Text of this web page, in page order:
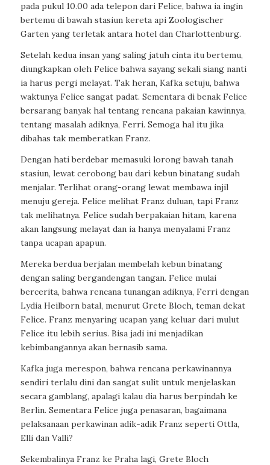
pada pukul 10.00 ada telepon dari Felice, bahwa ia ingin
bertemu di bawah stasiun kereta api Zoologischer
Garten yang terletak antara hotel dan Charlottenburg.
Setelah kedua insan yang saling jatuh cinta itu bertemu,
diungkapkan oleh Felice bahwa sayang sekali siang nanti
ia harus pergi melayat. Tak heran, Kafka setuju, bahwa
waktunya Felice sangat padat. Sementara di benak Felice
bersarang banyak hal tentang rencana pakaian kawinnya,
tentang masalah adiknya, Ferri. Semoga hal itu jika
dibahas tak memberatkan Franz.
Dengan hati berdebar memasuki lorong bawah tanah
stasiun, lewat cerobong bau dari kebun binatang sudah
menjalar. Terlihat orang-orang lewat membawa injil
menuju gereja. Felice melihat Franz duluan, tapi Franz
tak melihatnya. Felice sudah berpakaian hitam, karena
akan langsung melayat dan ia hanya menyalami Franz
tanpa ucapan apapun.
Mereka berdua berjalan membelah kebun binatang
dengan saling bergandengan tangan. Felice mulai
bercerita, bahwa rencana tunangan adiknya, Ferri dengan
Lydia Heilborn batal, menurut Grete Bloch, teman dekat
Felice. Franz menyaring ucapan yang keluar dari mulut
Felice itu lebih serius. Bisa jadi ini menjadikan
kebimbangannya akan bernasib sama.
Kafka juga merespon, bahwa rencana perkawinannya
sendiri terlalu dini dan sangat sulit untuk menjelaskan
secara gamblang, apalagi kalau dia harus berpindah ke
Berlin. Sementara Felice juga penasaran, bagaimana
pelaksanaan perkawinan adik-adik Franz seperti Ottla,
Elli dan Valli?
Sekembalinya Franz ke Praha lagi, Grete Bloch